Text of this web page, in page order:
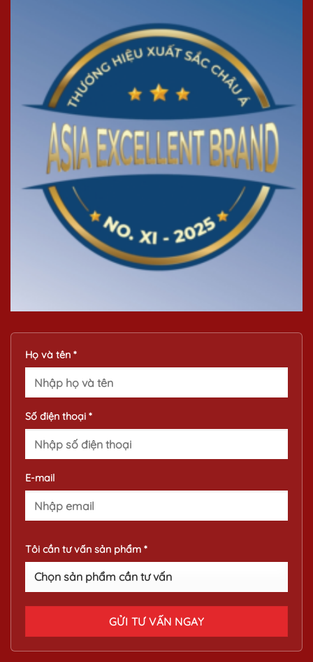
Họ và tên *
Số điện thoại *
E-mail
Tôi cần tư vấn sản phẩm *